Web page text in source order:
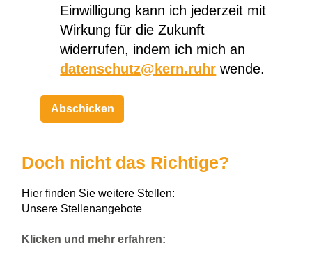
Einwilligung kann ich jederzeit mit
Wirkung für die Zukunft
widerrufen, indem ich mich an
datenschutz@kern.ruhr wende.
Doch nicht das Richtige?
Hier finden Sie weitere Stellen:
Unsere Stellenangebote
Klicken und mehr erfahren: